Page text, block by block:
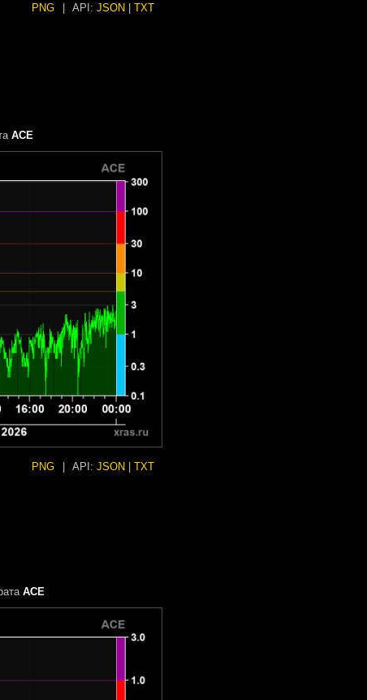
PNG API: JSON TXT
ACE
PNG API: JSON TXT
ACE